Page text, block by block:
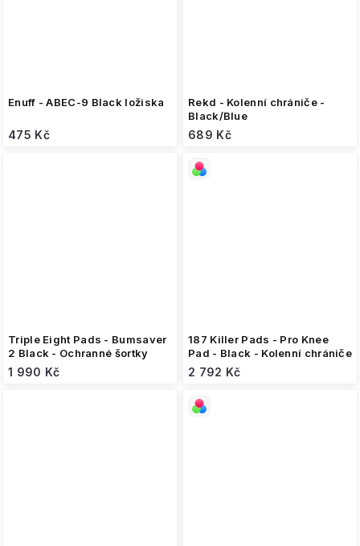
Enuff - ABEC-9 Black ložiska
475 Kč
Rekd - Kolenní chrániče -
Black/Blue
689 Kč
Triple Eight Pads - Bumsaver
2 Black - Ochranné šortky
1 990 Kč
187 Killer Pads - Pro Knee
Pad - Black - Kolenní chrániče
2 792 Kč